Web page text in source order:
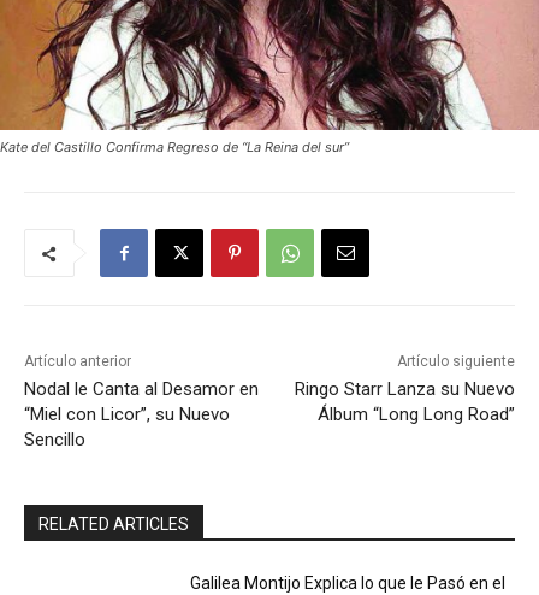
Kate del Castillo Confirma Regreso de “La Reina del sur”
Artículo anterior
Nodal le Canta al Desamor en
“Miel con Licor”, su Nuevo
Sencillo
Artículo siguiente
Ringo Starr Lanza su Nuevo
Álbum “Long Long Road”
RELATED ARTICLES
Galilea Montijo Explica lo que le Pasó en el